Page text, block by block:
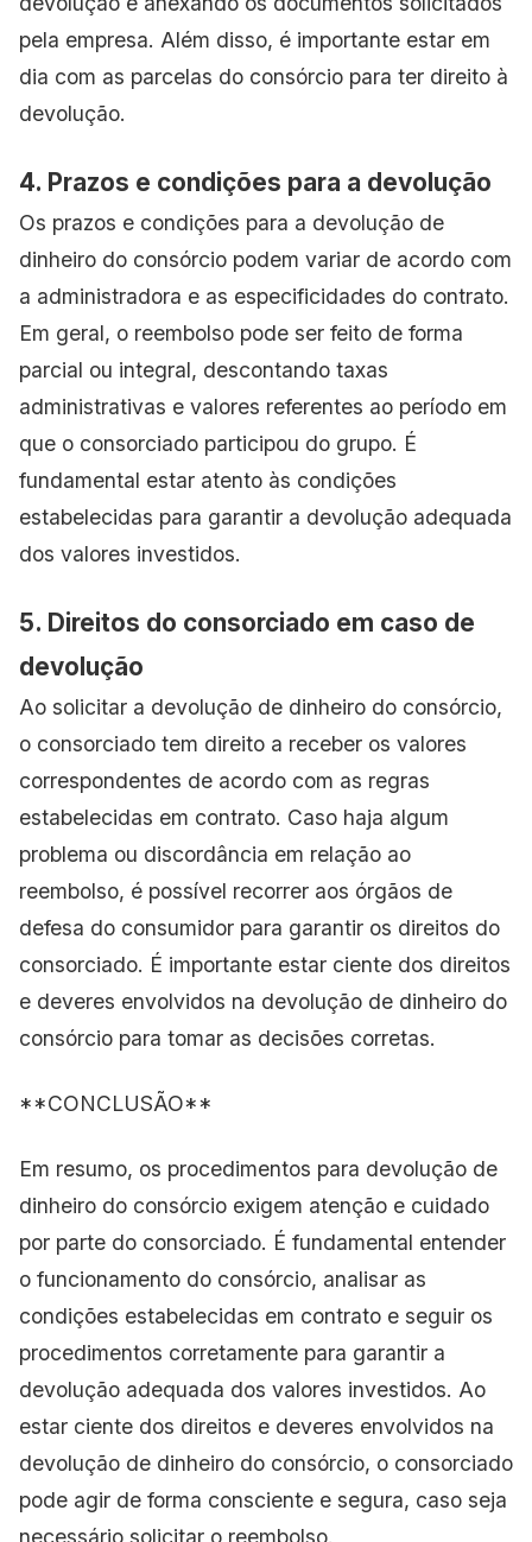
pela empresa. Além disso, é importante estar em
dia com as parcelas do consórcio para ter direito à
devolução.
4. Prazos e condições para a devolução
Os prazos e condições para a devolução de
dinheiro do consórcio podem variar de acordo com
a administradora e as especificidades do contrato.
Em geral, o reembolso pode ser feito de forma
parcial ou integral, descontando taxas
administrativas e valores referentes ao período em
que o consorciado participou do grupo. É
fundamental estar atento às condições
estabelecidas para garantir a devolução adequada
dos valores investidos.
5. Direitos do consorciado em caso de
devolução
Ao solicitar a devolução de dinheiro do consórcio,
o consorciado tem direito a receber os valores
correspondentes de acordo com as regras
estabelecidas em contrato. Caso haja algum
problema ou discordância em relação ao
reembolso, é possível recorrer aos órgãos de
defesa do consumidor para garantir os direitos do
consorciado. É importante estar ciente dos direitos
e deveres envolvidos na devolução de dinheiro do
consórcio para tomar as decisões corretas.
**CONCLUSÃO**
Em resumo, os procedimentos para devolução de
dinheiro do consórcio exigem atenção e cuidado
por parte do consorciado. É fundamental entender
o funcionamento do consórcio, analisar as
condições estabelecidas em contrato e seguir os
procedimentos corretamente para garantir a
devolução adequada dos valores investidos. Ao
estar ciente dos direitos e deveres envolvidos na
devolução de dinheiro do consórcio, o consorciado
pode agir de forma consciente e segura, caso seja
necessário solicitar o reembolso.